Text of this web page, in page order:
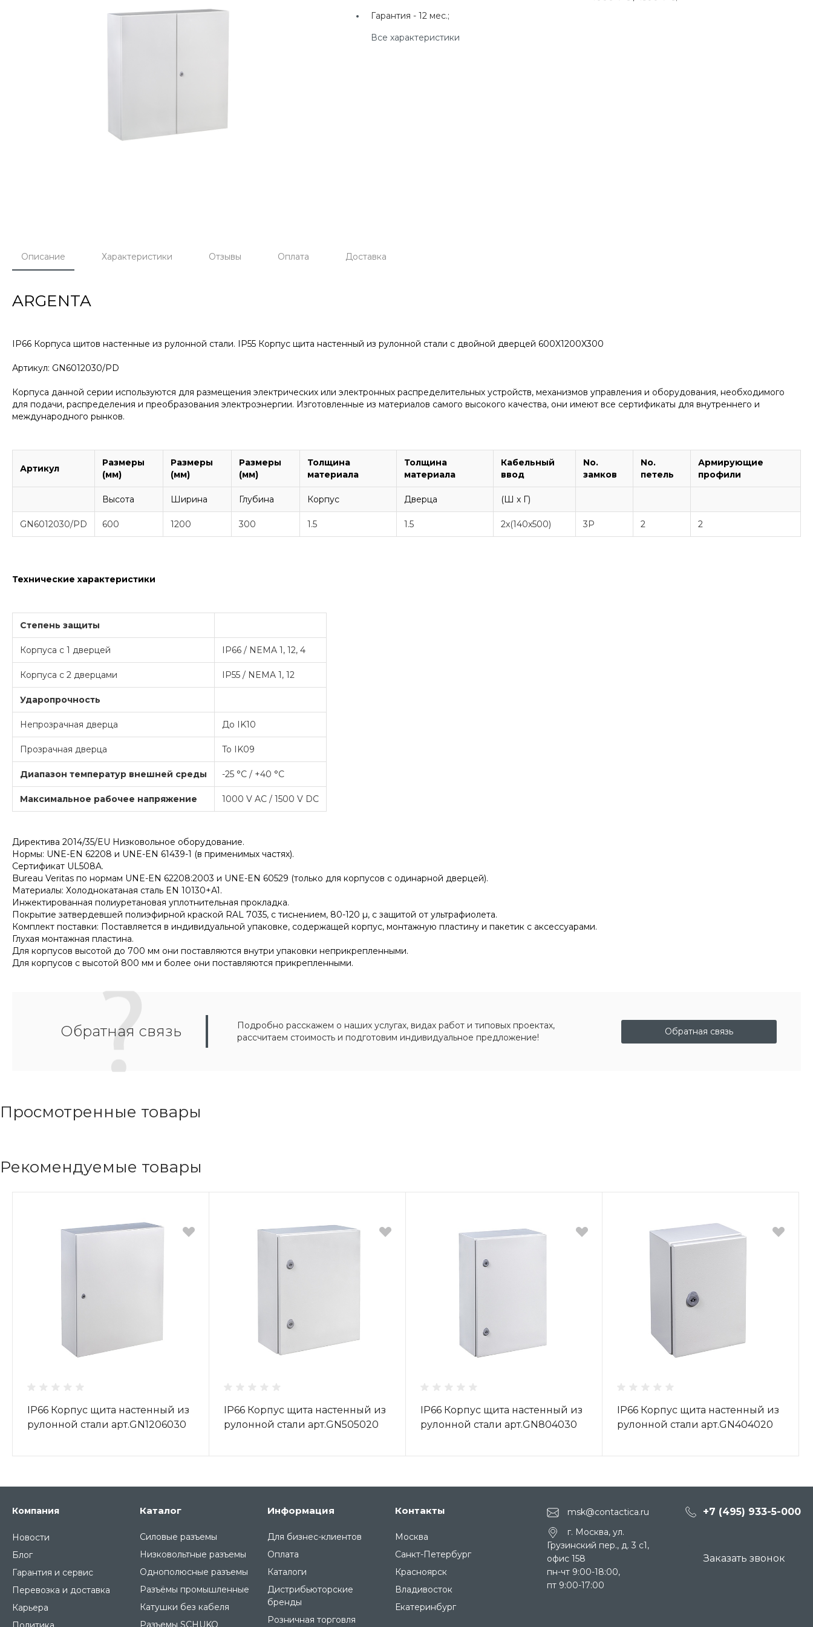
Клары Цеткин, д. 4
Гарантия -12 мес.;
Все характеристики
Описание Характеристики Отзывы Оплата Доставка
ARGENTA
IP66 Корпуса щитов настенные из рулонной стали. IP55 Корпус щита настенный из рулонной стали с двойной дверцей 600X1200X300
Артикул: GN6012030/PD
Корпуса данной серии используются для размещения электрических или электронных распределительных устройств, механизмов управления и оборудования, необходимого
для подачи, распределения и преобразования электроэнергии. Изготовленные из материалов самого высокого качества, они имеют все сертификаты для внутреннего и
международного рынков.
Артикул
Размеры
(мм)
Размеры
(мм)
Размеры
(мм)
Толщина
материала
Толщина
материала
Кабельный
ввод
No.
замков
No.
петель
Армирующие
профили
Высота Ширина Глубина Корпус Дверца (Ш x Г)
GN6012030/PD 600 1200 300 1.5 1.5 2x(140x500) 3P 2 2
Технические характеристики
Степень защиты
Корпуса с 1 дверцей IP66 / NEMA 1, 12, 4
Корпуса с 2 дверцами IP55 / NEMA 1, 12
Ударопрочность
Непрозрачная дверца До IK10
Прозрачная дверца To IK09
Диапазон температур внешней среды -25 °C / +40 °C
Максимальное рабочее напряжение 1000 V AC / 1500 V DC
Директива 2014/35/EU Низковольное оборудование.
Нормы: UNE-EN 62208 и UNE-EN 61439-1 (в применимых частях).
Сертификат UL508A.
Bureau Veritas по нормам UNE-EN 62208:2003 и UNE-EN 60529 (только для корпусов с одинарной дверцей).
Материалы: Холоднокатаная сталь EN 10130+A1.
Инжектированная полиуретановая уплотнительная прокладка.
Покрытие затвердевшей полиэфирной краской RAL 7035, с тиснением, 80-120 µ, с защитой от ультрафиолета.
Комплект поставки: Поставляется в индивидуальной упаковке, содержащей корпус, монтажную пластину и пакетик с аксессуарами.
Глухая монтажная пластина.
Для корпусов высотой до 700 мм они поставляются внутри упаковки неприкрепленными.
Для корпусов с высотой 800 мм и более они поставляются прикрепленными.
Обратная связь
Подробно расскажем о наших услугах, видах работ и типовых проектах,
рассчитаем стоимость и подготовим индивидуальное предложение!
Обратная связь
Просмотренные товары
Рекомендуемые товары
IP66 Корпус щита настенный из
рулонной стали арт.GN1206030
IP66 Корпус щита настенный из
рулонной стали арт.GN505020
IP66 Корпус щита настенный из
рулонной стали арт.GN804030
IP66 Корпус щита настенный из
рулонной стали арт.GN404020
Компания
Новости
Блог
Гарантия и сервис
Перевозка и доставка
Карьера
Каталог
Силовые разъемы
Низковольтные разъемы
Однополюсные разъемы
Разъёмы промышленные
Катушки без кабеля
Разъемы SCHUKO
Информация
Для бизнес-клиентов
Оплата
Каталоги
Дистрибьюторские
бренды
Розничная торговля
Контакты
Москва
Санкт-Петербург
Красноярск
Владивосток
Екатеринбург
msk@contactica.ru +7 (495) 933-5-000
г. Москва, ул.
Грузинский пер., д. 3 c1,
офис 158
пн-чт 9:00-18:00,
пт 9:00-17:00
Заказать звонок